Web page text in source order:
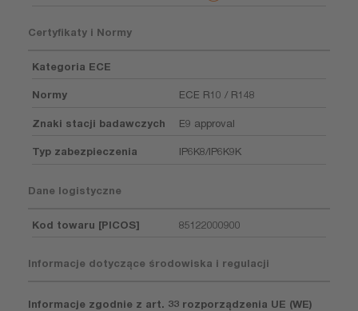
Certyfikaty i Normy
Kategoria ECE
Normy ECE R10 / R148
Znaki stacji badawczych E9 approval
Typ zabezpieczenia IP6K8/IP6K9K
Dane logistyczne
Kod towaru [PICOS] 85122000900
Informacje dotyczące środowiska i regulacji
Informacje zgodnie z art. 33 rozporządzenia UE (WE)